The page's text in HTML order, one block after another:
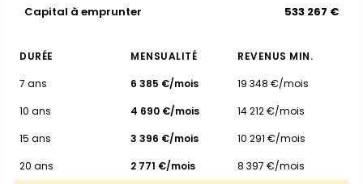
Capital à emprunter 533 267 €
DURÉE MENSUALITÉ
REVENUS MIN.
7 ans
6 385 €/mois
19 348 €/mois
10 ans
4 690 €/mois
14 212 €/mois
15 ans
3 396 €/mois
10 291 €/mois
20 ans
2 771 €/mois 8 397 €/mois